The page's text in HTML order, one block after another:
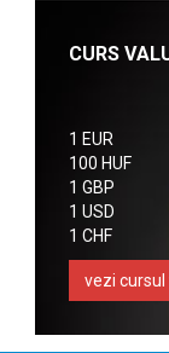
CURS
1 EUR
100 HUF
1 GBP
1 USD
1 CHF
vezi